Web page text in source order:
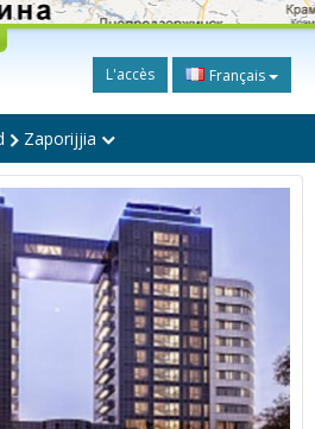
L'accès Français
Zaporijjia